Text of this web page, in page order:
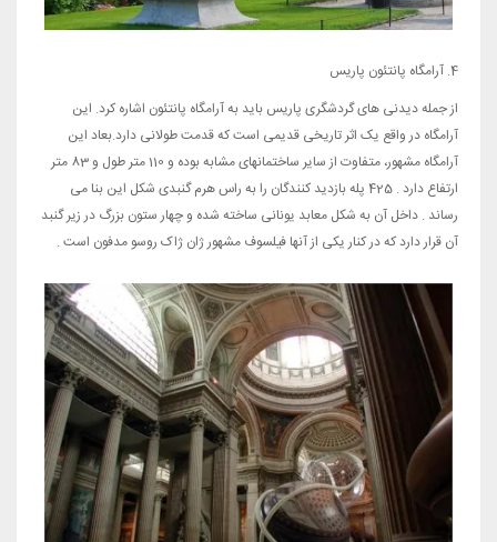
4. آرامگاه پانتئون پاریس
از جمله دیدنی های گردشگری پاریس باید به آرامگاه پانتئون اشاره کرد. این
آرامگاه در واقع یک اثر تاریخی قدیمی است که قدمت طولانی دارد.بعاد این
آرامگاه مشهور، متفاوت از سایر ساختمانهای مشابه بوده و 110 متر طول و 83 متر
ارتفاع دارد . 425 پله بازدید کنندگان را به راس هرم گنبدی شکل این بنا می
رساند . داخل آن به شکل معابد یونانی ساخته شده و چهار ستون بزرگ در زیر گنبد
آن قرار دارد که در کنار یکی از آنها فیلسوف مشهور ژان ژاک روسو مدفون است .